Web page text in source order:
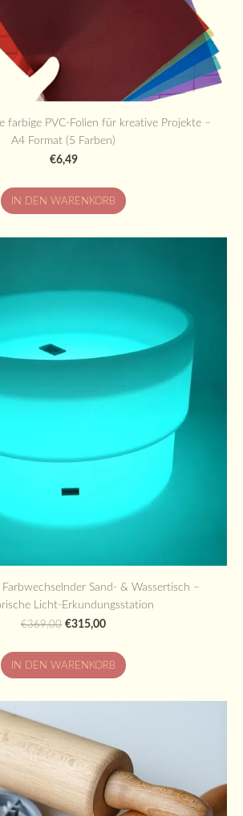
farbige PVC-Folien für kreative Projekte –
A4 Format (5 Farben)
€6,49
IN DEN WARENKORB
Sand- & Wassertisch –
Licht-Erkundungsstation
€369,00 €315,00
IN DEN WARENKORB